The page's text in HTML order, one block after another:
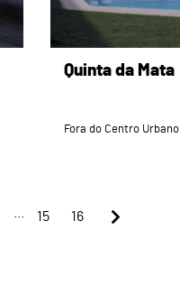
Quinta da Mata
Fora do Centro Urbano
15 16